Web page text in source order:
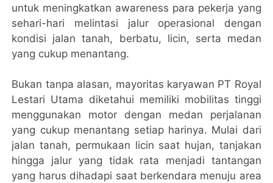
untuk meningkatkan awareness para pekerja yang
sehari-hari melintasi jalur operasional dengan
kondisi jalan tanah, berbatu, licin, serta medan
yang cukup menantang.
Bukan tanpa alasan, mayoritas karyawan PT Royal
Lestari Utama diketahui memiliki mobilitas tinggi
menggunakan motor dengan medan perjalanan
yang cukup menantang setiap harinya. Mulai dari
jalan tanah, permukaan licin saat hujan, tanjakan
hingga jalur yang tidak rata menjadi tantangan
yang harus dihadapi saat berkendara menuju area